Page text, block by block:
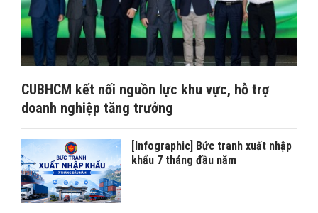
CUBHCM kết nối nguồn lực khu vực, hỗ trợ
doanh nghiệp tăng trưởng
[Infographic] Bức tranh xuất nhập
khẩu 7 tháng đầu năm